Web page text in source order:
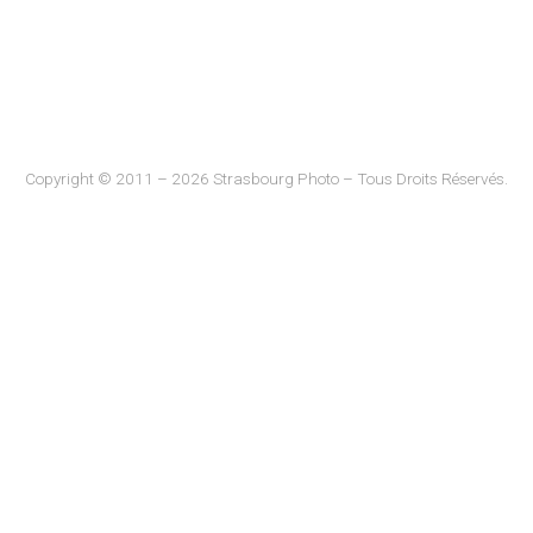
Copyright © 2011 – 2026 Strasbourg Photo – Tous Droits Réservés.